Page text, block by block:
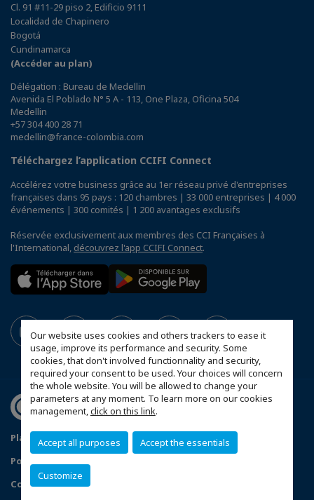
Our website uses cookies and others trackers to ease it
usage, improve its performance and security. Some
cookies, that don't involved functionnality and security,
required your consent to be used. Your choices will concern
the whole website. You will be allowed to change your
parameters at any moment. To learn more on our cookies
management,click on this link.
Accept all purposes Accept the essentials
Customize
Cl. 91 #11-29 piso 2, Edificio 9111
Localidad de Chapinero
Bogotá
Cundinamarca
(Accéder au plan)
Délégation : Bureau de Medellin
Avenida El Poblado N° 5 A - 113, One Plaza, Oficina 504
Medellin
+57 304 400 28 71
medellin@france-colombia.com
Téléchargez l’application CCIFI Connect
Accélérez votre business grâce au 1er réseau privé d'entreprises
françaises dans 95 pays : 120 chambres | 33 000 entreprises | 4 000
événements | 300 comités | 1 200 avantages exclusifs
Réservée exclusivement aux membres des CCI Françaises à
l'International, découvrez l'app CCIFI Connect.
Plan du site
Mentions légales
Politique de confidentialité
Configurer vos préférences cookies